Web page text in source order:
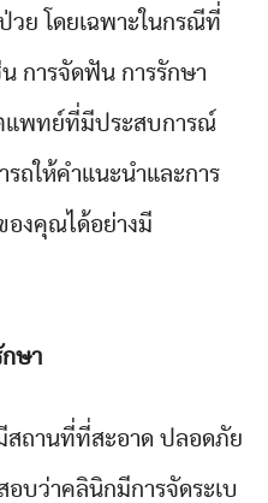
วย โดยเฉพาะในกรณีที่
การจัดฟัน การรักษา
แพทย์ที่มีประสบการณ์
ถให้คำแนะนำและการ
งคุณได้อย่างมี
ษา
ถานที่ที่สะอาด ปลอดภัย
อบว่าคลินิกมีการจัดระเบ